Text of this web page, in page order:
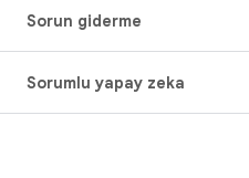
Sorun giderme
Sorumlu yapay zeka